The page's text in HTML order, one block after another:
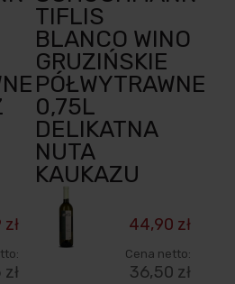
TIFLIS
BLANCO WINO
GRUZIŃSKIE
PÓŁWYTRAWNE
0,75L
DELIKATNA
NUTA
KAUKAZU
44,90 zł
Cena netto:
36,50 zł